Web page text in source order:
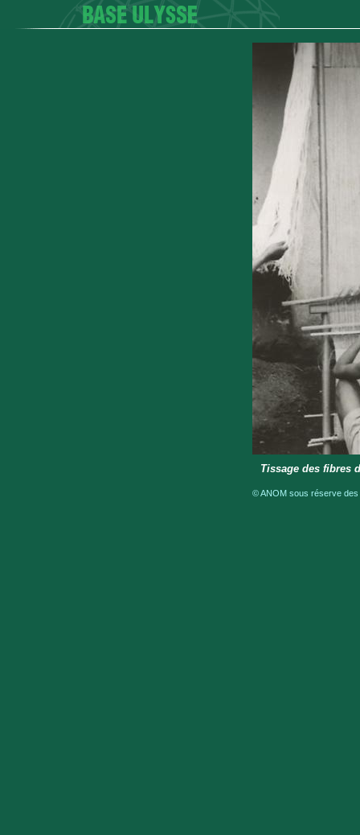
Tissage des fibres
© ANOM sous réserve